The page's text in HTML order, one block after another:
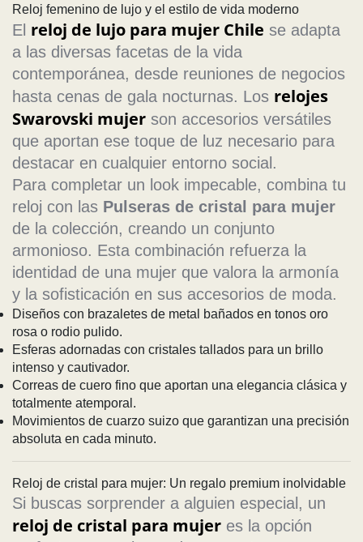
Reloj femenino de lujo y el estilo de vida moderno
El reloj de lujo para mujer Chile se adapta
a las diversas facetas de la vida
contemporánea, desde reuniones de negocios
hasta cenas de gala nocturnas. Los relojes
Swarovski mujer son accesorios versátiles
que aportan ese toque de luz necesario para
destacar en cualquier entorno social.
Para completar un look impecable, combina tu
reloj con las Pulseras de cristal para mujer
de la colección, creando un conjunto
armonioso. Esta combinación refuerza la
identidad de una mujer que valora la armonía
y la sofisticación en sus accesorios de moda.
Diseños con brazaletes de metal bañados en tonos oro
rosa o rodio pulido.
Esferas adornadas con cristales tallados para un brillo
intenso y cautivador.
Correas de cuero fino que aportan una elegancia clásica y
totalmente atemporal.
Movimientos de cuarzo suizo que garantizan una precisión
absoluta en cada minuto.
Reloj de cristal para mujer: Un regalo premium inolvidable
Si buscas sorprender a alguien especial, un
reloj de cristal para mujer es la opción